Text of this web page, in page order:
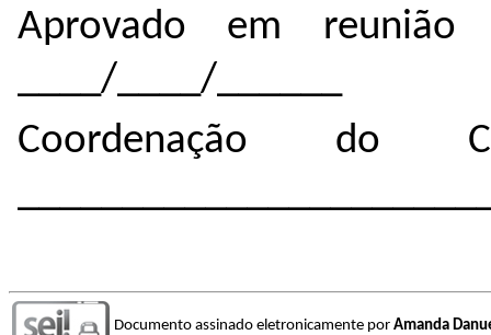
Aprovado em reunião
____/____/______
Coordenação do
Documento assinado eletronicamente por Amanda